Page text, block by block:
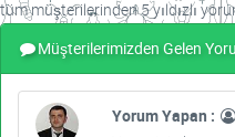
tüm müşterilerinden 5 yıldızlı
Müşterilerimizden Gelen
Yorum Yapan :